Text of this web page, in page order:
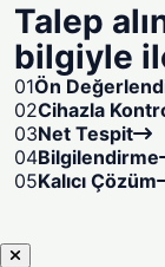
Talep
bilgiyle
01Ön
02Cihazla
03Net Tespit
04Bilgilendirme
05Kalıcı Çözüm